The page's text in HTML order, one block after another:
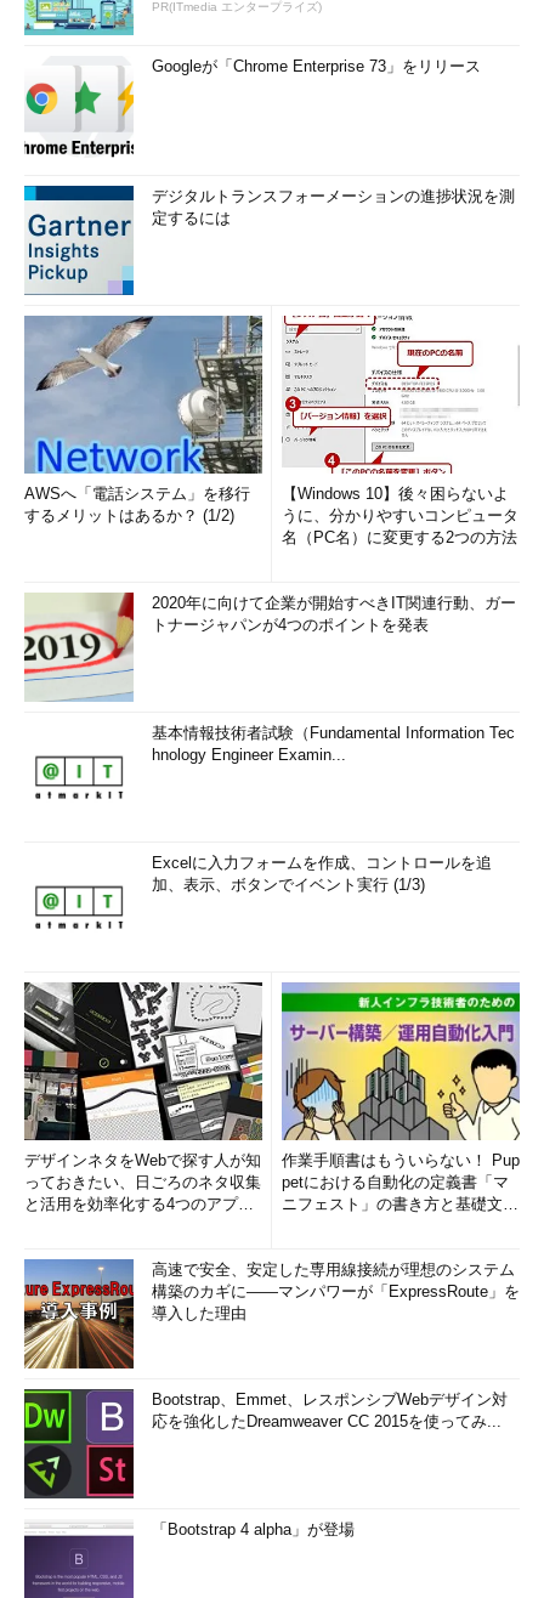
PR(ITmedia エンタープライズ)
Googleが「Chrome Enterprise 73」をリリース
デジタルトランスフォーメーションの進捗状況を測
定するには
AWSへ「電話システム」を移行
するメリットはあるか？ (1/2)
【Windows 10】後々困らないよ
うに、分かりやすいコンピュータ
名（PC名）に変更する2つの方法
2020年に向けて企業が開始すべきIT関連行動、ガー
トナージャパンが4つのポイントを発表
基本情報技術者試験（Fundamental Information Tec
hnology Engineer Examin...
Excelに入力フォームを作成、コントロールを追
加、表示、ボタンでイベント実行 (1/3)
デザインネタをWebで探す人が知
っておきたい、日ごろのネタ収集
と活用を効率化する4つのアプリ
作業手順書はもういらない！ Pup
petにおける自動化の定義書「マ
ニフェスト」の書き方と基礎文法
高速で安全、安定した専用線接続が理想のシステム
構築のカギに――マンパワーが「ExpressRoute」を
導入した理由
Bootstrap、Emmet、レスポンシブWebデザイン対
応を強化したDreamweaver CC 2015を使ってみ...
「Bootstrap 4 alpha」が登場